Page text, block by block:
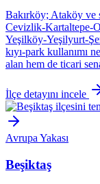
Bakırköy; Ataköy ve
Cevizlik-Kartaltepe-
Yeşilköy-Yeşilyurt-
kıyı-park kullanımı
alan hem de ticari
İlçe detayını incele
Avrupa Yakası
Beşiktaş